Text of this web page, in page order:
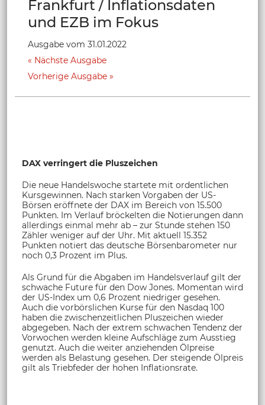
Frankfurt / Inflationsdaten
und EZB im Fokus
Ausgabe vom 31.01.2022
Nächste Ausgabe
Vorherige Ausgabe
DAX verringert die Pluszeichen
Die neue Handelswoche startete mit ordentlichen
Kursgewinnen. Nach starken Vorgaben der US-
Börsen eröffnete der DAX im Bereich von 15.500
Punkten. Im Verlauf bröckelten die Notierungen dann
allerdings einmal mehr ab – zur Stunde stehen 150
Zähler weniger auf der Uhr. Mit aktuell 15.352
Punkten notiert das deutsche Börsenbarometer nur
noch 0,3 Prozent im Plus.
Als Grund für die Abgaben im Handelsverlauf gilt der
schwache Future für den Dow Jones. Momentan wird
der US-Index um 0,6 Prozent niedriger gesehen.
Auch die vorbörslichen Kurse für den Nasdaq 100
haben die zwischenzeitlichen Pluszeichen wieder
abgegeben. Nach der extrem schwachen Tendenz der
Vorwochen werden kleine Aufschläge zum Ausstieg
genutzt. Auch die weiter anziehenden Ölpreise
werden als Belastung gesehen. Der steigende Ölpreis
gilt als Triebfeder der hohen Inflationsrate.